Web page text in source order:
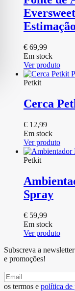
Estimação
€ 69,99
Em stock
Ver produto
Petkit
Cerca
€ 12,99
Em stock
Ver produto
Petkit
Spray
€ 59,99
Em stock
Ver produto
Subscreva a
e promoções!
os termos e política de